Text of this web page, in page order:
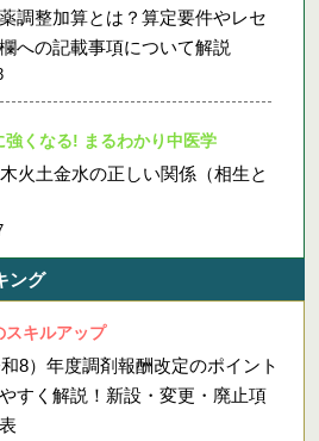
調整加算とは？算定要件やレセ
への記載事項について解説
強くなる! まるわかり中医学
火土金水の正しい関係（相生と
ング
スキルアップ
8）年度調剤報酬改定のポイント
すく解説！新設・変更・廃止項